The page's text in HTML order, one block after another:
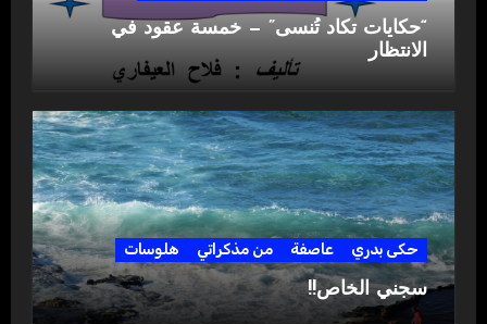
“حكايات تكاد تُنسى” — خمسة عقود في
الانتظار
حكى بدري عاصفة من مذكراتي هلوسات
سجني الخاص!!